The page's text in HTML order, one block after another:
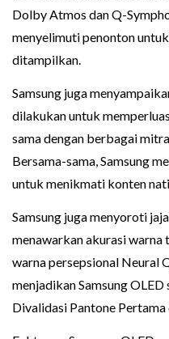
Dolby Atmos dan Q-
menyelimuti penonton
ditampilkan.
Samsung juga
dilakukan untuk
sama dengan berbagai
Bersama-sama, Samsung
untuk menikmati konten
Samsung juga menyoroti
menawarkan akurasi warna
warna persepsional Neural
menjadikan Samsung
Divalidasi Pantone Pertama